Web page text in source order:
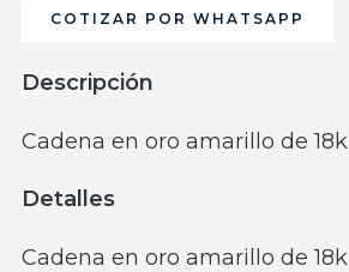
COTIZAR POR WHATSAPP
Descripción
Cadena en oro amarillo de 18k
Detalles
Cadena en oro amarillo de 18k